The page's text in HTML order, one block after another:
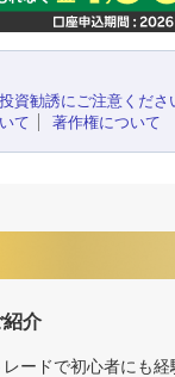
資勧誘にご注意くださ
て
著作権について
介
ードで初心者にも